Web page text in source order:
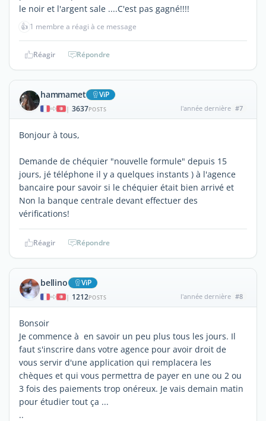
le noir et l'argent sale ....C'est pas gagné!!!!
👍 1 membre a réagi à ce message
Réagir Répondre
hammamet ViP
| 3637POSTS l'année dernière #7
Bonjour à tous,
Demande de chéquier "nouvelle formule" depuis 15
jours, jé téléphone il y a quelques instants ) à l'agence
bancaire pour savoir si le chéquier était bien arrivé et
Non la banque centrale devant effectuer des
vérifications!
Réagir Répondre
bellino ViP
| 1212POSTS l'année dernière #8
Bonsoir
Je commence à en savoir un peu plus tous les jours. Il
faut s'inscrire dans votre agence pour avoir droit de
vous servir d'une application qui remplacera les
chèques et qui vous permettra de payer en une ou 2 ou
3 fois des paiements trop onéreux. Je vais demain matin
pour étudier tout ça ...
..